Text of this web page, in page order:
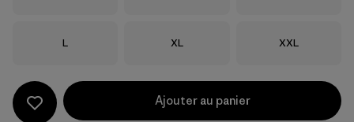
Taille
L Taille
XL Taille
XXL
Ajouter au panier